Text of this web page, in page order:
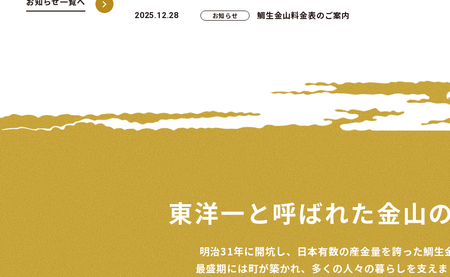
2025.12.28 お知らせ 鯛生金山料金表のご案内
東洋一と呼ばれた金山
明治31年に開坑し、日本有数の産金量を誇った鯛生
最盛期には町が築かれ、多くの人々の暮らしを支え